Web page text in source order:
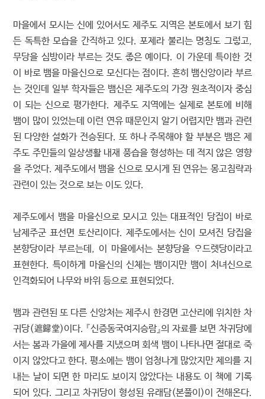
마을에서 모시는 신에 있어서도 제주도 지역은 본토에서 보기 힘
든 독특한 모습을 간직하고 있다. 포제라 불리는 명칭도 그렇고,
무당을 심방이라 부르는 것도 좋은 예이다. 이 가운데 특이한 것
이 바로 뱀을 마을신으로 모신다는 점이다. 흔히 뱀신앙이라 부르
는 것인데 일부 학자들은 뱀신은 제주도의 가장 원초적이자 중심
이 되는 신으로 평가한다. 제주도 지역에는 실제로 본토에 비해
뱀이 많이 있었는데 이런 연유 때문인지 알기 어렵지만 뱀과 관련
된 다양한 설화가 전승된다. 또 하나 주목해야 할 부분은 뱀은 제
주도 주민들의 일상생활 내재 풍습을 형성하는 데 적지 않은 영향
을 주었다. 제주도에서 뱀을 신으로 모시게 된 연유는 몽고침략과
관련이 있는 것으로 보는 이도 있다.
제주도에서 뱀을 마을신으로 모시고 있는 대표적인 당집이 바로
남제주군 표선면 토산리이다. 제주도에서는 신이 모셔진 당집을
본향당이라 부르는데, 이 마을에서는 본향당을 ᄋᆞ드렛당이라고
표현한다. 특이하게 마을신의 신체는 뱀이지만 뱀이 처녀신으로
인격화되어 나무와 바위 등으로 표현되었다.
뱀과 관련된 또 다른 신앙처는 제주시 한경면 고산리에 위치한 차
귀당(遮歸堂)이다. 『신증동국여지승람』의 자료를 보면 차귀당에
서는 봄과 가을에 제사를 지냈으며 회색 뱀이 나타나면 절대로 죽
이지 않았다고 한다. 평소에는 뱀이 엄청나게 많았지만 제의를 지
내는 날이 되면 한 마리도 보이지 않았다는 내용도 이 책에 기록
되어 있다. 그리고 차귀당이 형성된 유래담(본풀이)이 전해온다.